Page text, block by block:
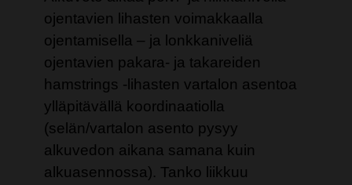
ojentavien lihasten voimakkaalla
ojentamisella – ja lonkkaniveliä
ojentavien pakara- ja takareiden
hamstrings -lihasten vartalon asentoa
ylläpitävällä koordinaatiolla
(selän/vartalon asento pysyy
alkuvedon aikana samana kuin
alkuasennossa). Tanko liikkuu